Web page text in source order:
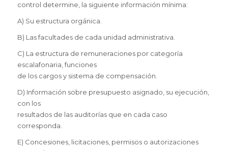
control determine, la siguiente información mínima:
A) Su estructura orgánica.
B) Las facultades de cada unidad administrativa.
C) La estructura de remuneraciones por categoría
escalafonaria, funciones
de los cargos y sistema de compensación.
D) Información sobre presupuesto asignado, su ejecución,
con los
resultados de las auditorías que en cada caso
corresponda.
E) Concesiones, licitaciones, permisos o autorizaciones